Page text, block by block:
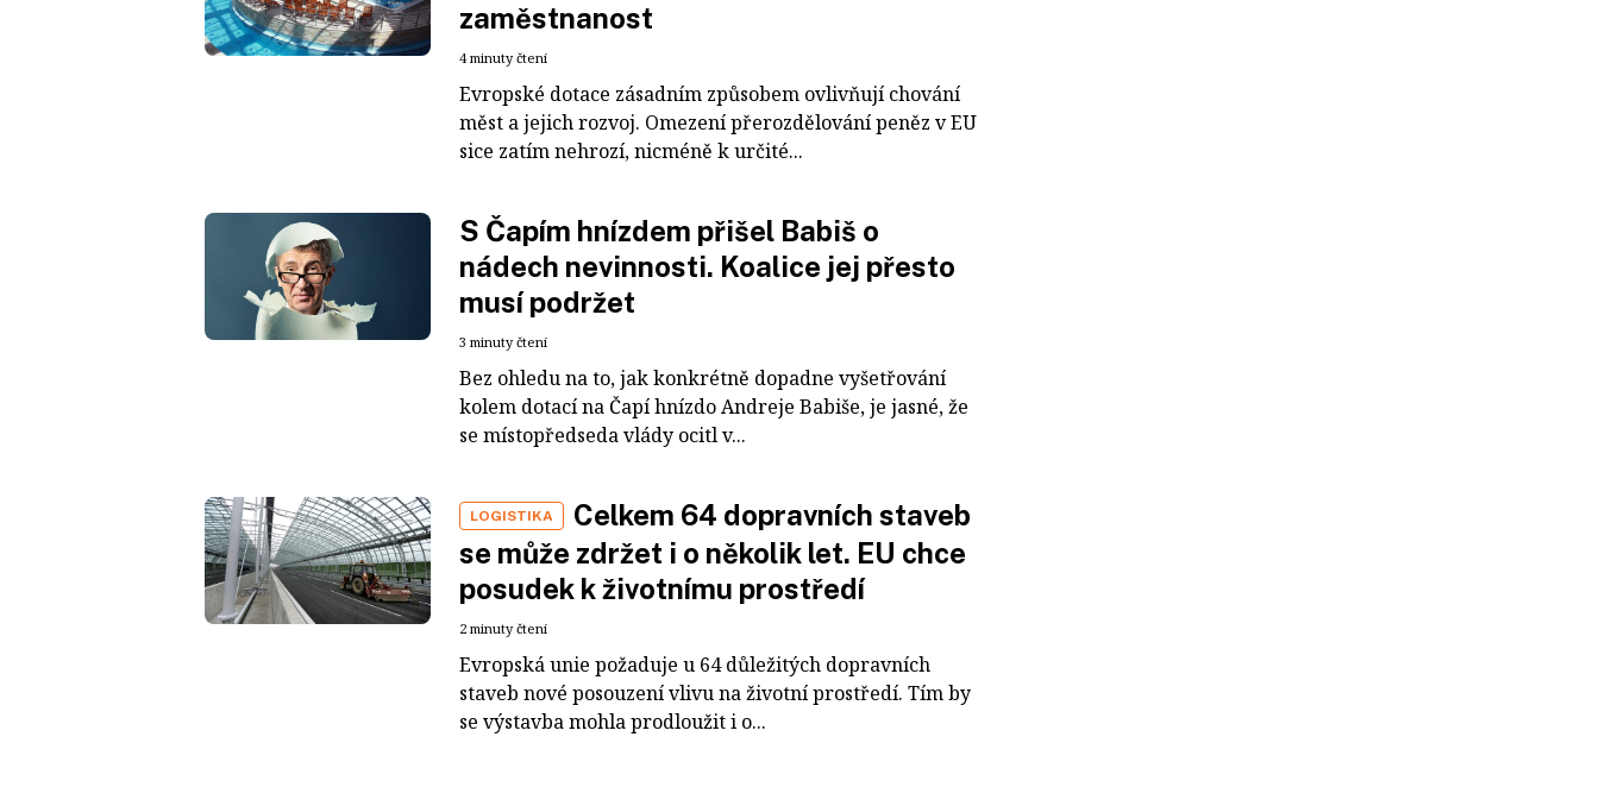
zaměstnanost
4 minuty čtení
Evropské dotace zásadním způsobem ovlivňují chování
měst a jejich rozvoj. Omezení přerozdělování peněz v EU
sice zatím nehrozí, nicméně k určité...
S Čapím hnízdem přišel Babiš o
nádech nevinnosti. Koalice jej přesto
musí podržet
3 minuty čtení
Bez ohledu na to, jak konkrétně dopadne vyšetřování
kolem dotací na Čapí hnízdo Andreje Babiše, je jasné, že
se místopředseda vlády ocitl v...
LOGISTIKA
Celkem 64 dopravních staveb
se může zdržet i o několik let. EU chce
posudek k životnímu prostředí
2 minuty čtení
Evropská unie požaduje u 64 důležitých dopravních
staveb nové posouzení vlivu na životní prostředí. Tím by
se výstavba mohla prodloužit i o...